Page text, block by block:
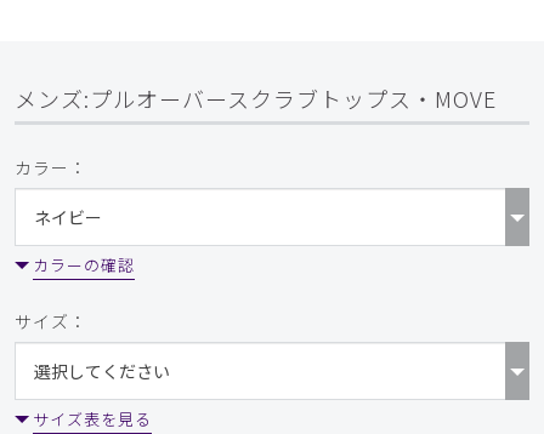
メンズ:プルオーバースクラブトップス・MOVE
カラー：
カラーの確認
サイズ：
サイズ表を見る